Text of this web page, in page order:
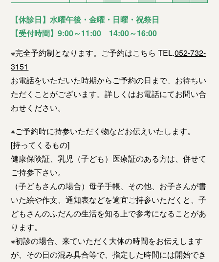
【休診日】水曜午後・金曜・日曜・祝祭日
【受付時間】9:00～11:00 14:00～16:00
※完全予約制となります。ご予約はこちら TEL.052-732-
3151
お電話をいただいた時期からご予約の日まで、お待ちい
ただくことがございます。詳しくはお電話にてお問い合
わせください。
※ご予約時に持参いただく物などお伝えいたします。
[持ってくるもの]
健康保険証、乳児（子ども）医療証のある方は、併せて
ご持参下さい。
（子どもさんの場合）母子手帳、その他、お子さんが書
いた絵や作文、通知表などを適宜ご持参いただくと、子
どもさんのふだんの生活を知る上で参考になることがあ
ります。
※初診の場合、来ていただく大体の時間をお伝えします
が、その日の混み具合等で、指定した時間には開始でき